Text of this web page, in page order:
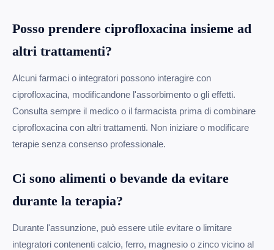
Posso prendere ciprofloxacina insieme ad
altri trattamenti?
Alcuni farmaci o integratori possono interagire con
ciprofloxacina, modificandone l'assorbimento o gli effetti.
Consulta sempre il medico o il farmacista prima di combinare
ciprofloxacina con altri trattamenti. Non iniziare o modificare
terapie senza consenso professionale.
Ci sono alimenti o bevande da evitare
durante la terapia?
Durante l'assunzione, può essere utile evitare o limitare
integratori contenenti calcio, ferro, magnesio o zinco vicino al